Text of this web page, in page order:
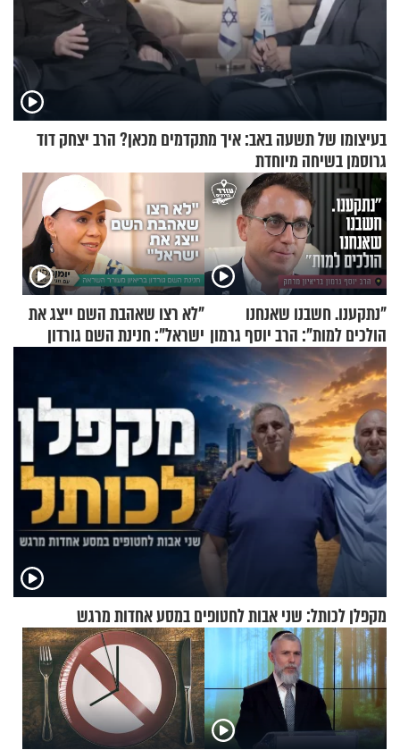
בעיצומו של תשעה באב: איך מתקדמים מכאן? הרב יצחק דוד
גרוסמן בשיחה מיוחדת
"נתקענו. חשבנו שאנחנו
הולכים למות": הרב יוסף גרמון
בריאיון מרתק
"לא רצו שאהבת השם ייצג את
ישראל": חנינת השם גורדון
בריאיון מעורר השראה
מקפלן לכותל: שני אבות לחטופים במסע אחדות מרגש